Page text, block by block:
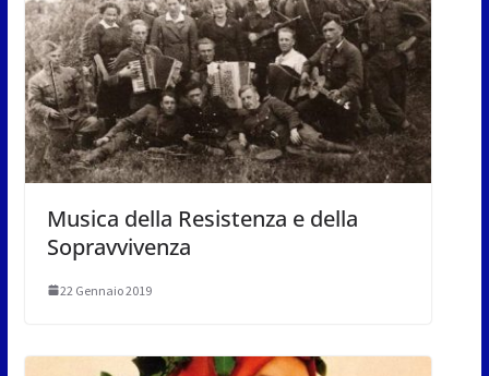
Musica della Resistenza e della
Sopravvivenza
22 Gennaio 2019